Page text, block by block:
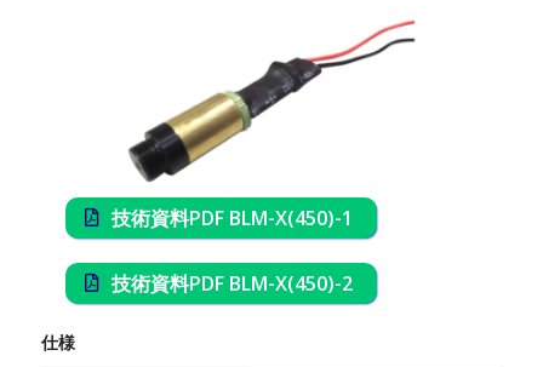
技術資料PDF BLM-X(450)-1
技術資料PDF BLM-X(450)-2
仕様